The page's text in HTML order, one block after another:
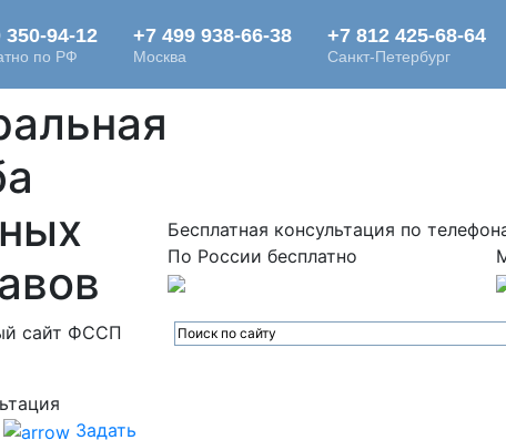
сайт ФССП
Задать
Бесплатная консультация по
По России бесплатно